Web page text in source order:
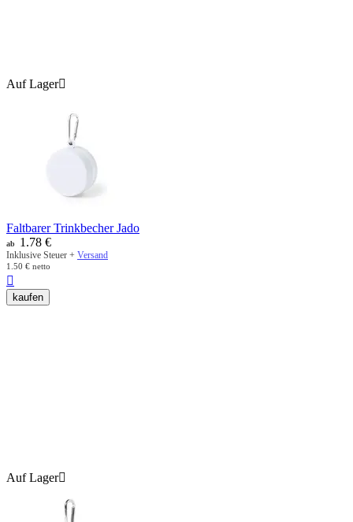
Auf Lager
Faltbarer Trinkbecher Jado
ab 1.78 €
Inklusive Steuer + Versand
1.50 € netto

kaufen
Auf Lager